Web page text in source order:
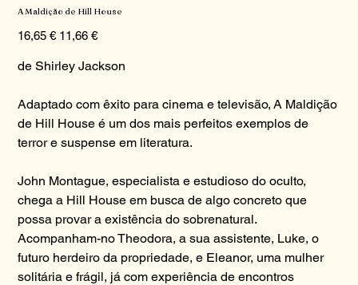
A Maldição de Hill House
Preço
original
16,65 €
Preço
promocional
11,66 €
de Shirley Jackson
Adaptado com êxito para cinema e televisão, A Maldição
de Hill House é um dos mais perfeitos exemplos de
terror e suspense em literatura.
John Montague, especialista e estudioso do oculto,
chega a Hill House em busca de algo concreto que
possa provar a existência do sobrenatural.
Acompanham-no Theodora, a sua assistente, Luke, o
futuro herdeiro da propriedade, e Eleanor, uma mulher
solitária e frágil, já com experiência de encontros